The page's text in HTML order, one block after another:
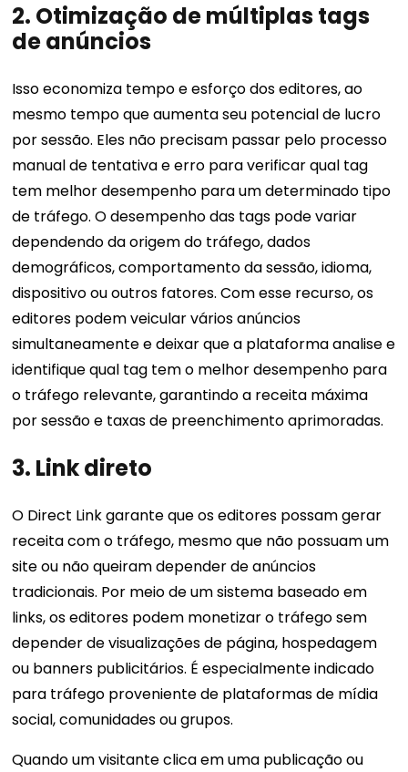
2. Otimização de múltiplas tags
de anúncios
Isso economiza tempo e esforço dos editores, ao
mesmo tempo que aumenta seu potencial de lucro
por sessão. Eles não precisam passar pelo processo
manual de tentativa e erro para verificar qual tag
tem melhor desempenho para um determinado tipo
de tráfego. O desempenho das tags pode variar
dependendo da origem do tráfego, dados
demográficos, comportamento da sessão, idioma,
dispositivo ou outros fatores. Com esse recurso, os
editores podem veicular vários anúncios
simultaneamente e deixar que a plataforma analise e
identifique qual tag tem o melhor desempenho para
o tráfego relevante, garantindo a receita máxima
por sessão e taxas de preenchimento aprimoradas.
3. Link direto
O Direct Link garante que os editores possam gerar
receita com o tráfego, mesmo que não possuam um
site ou não queiram depender de anúncios
tradicionais. Por meio de um sistema baseado em
links, os editores podem monetizar o tráfego sem
depender de visualizações de página, hospedagem
ou banners publicitários. É especialmente indicado
para tráfego proveniente de plataformas de mídia
social, comunidades ou grupos.
Quando um visitante clica em uma publicação ou